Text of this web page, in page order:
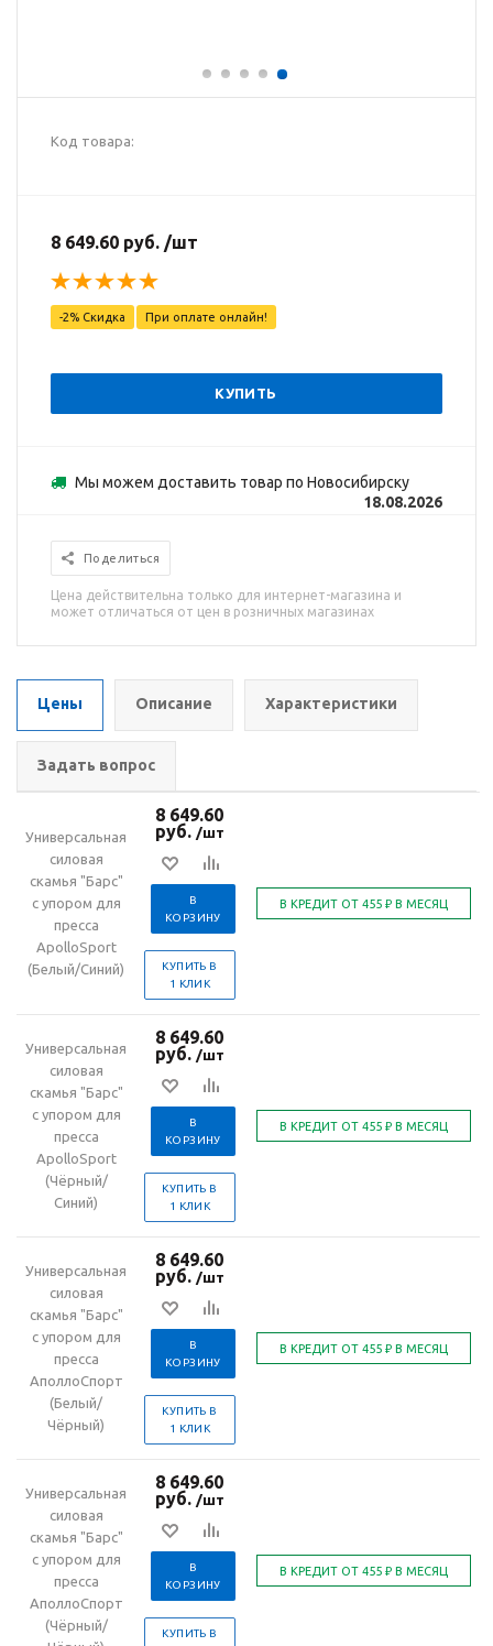
Код товара:
8 649.60 руб. /шт
-2% Скидка При оплате онлайн!
КУПИТЬ
Мы можем доставить товар по Новосибирску
18.08.2026
Поделиться
Цена действительна только для интернет-магазина и
может отличаться от цен в розничных магазинах
Цены Описание Характеристики
Задать вопрос
Универсальная
силовая
скамья "Барс"
с упором для
пресса
ApolloSport
(Белый/Синий)
8 649.60
руб. /шт
В
КОРЗИНУ
КУПИТЬ В
1 КЛИК
Универсальная
силовая
скамья "Барс"
с упором для
пресса
ApolloSport
(Чёрный/
Синий)
8 649.60
руб. /шт
В
КОРЗИНУ
КУПИТЬ В
1 КЛИК
Универсальная
силовая
скамья "Барс"
с упором для
пресса
АполлоСпорт
(Белый/
Чёрный)
8 649.60
руб. /шт
В
КОРЗИНУ
КУПИТЬ В
1 КЛИК
Универсальная
силовая
скамья "Барс"
с упором для
пресса
АполлоСпорт
(Чёрный/
8 649.60
руб. /шт
В
КОРЗИНУ
КУПИТЬ В